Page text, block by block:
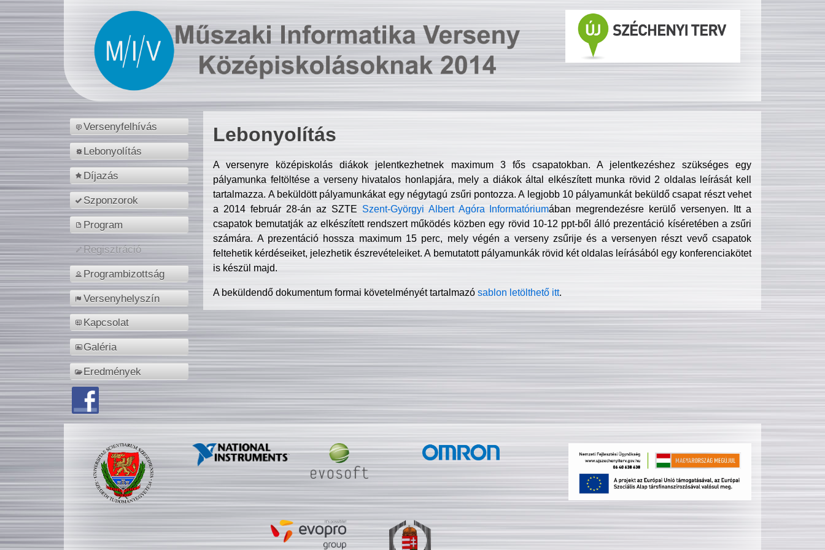
Versenyfelhívás
Lebonyolítás
Díjazás
Szponzorok
Program
Regisztráció
Programbizottság
Versenyhelyszín
Kapcsolat
Galéria
Eredmények
Lebonyolítás
A versenyre középiskolás diákok jelentkezhetnek maximum 3 fős csapatokban. A jelentkezéshez szükséges egy
pályamunka feltöltése a verseny hivatalos honlapjára, mely a diákok által elkészített munka rövid 2 oldalas leírását kell
tartalmazza. A beküldött pályamunkákat egy négytagú zsűri pontozza. A legjobb 10 pályamunkát beküldő csapat részt vehet
a 2014 február 28-án az SZTE Szent-Györgyi Albert Agóra Informatóriumában megrendezésre kerülő versenyen. Itt a
csapatok bemutatják az elkészített rendszert működés közben egy rövid 10-12 ppt-ből álló prezentáció kíséretében a zsűri
számára. A prezentáció hossza maximum 15 perc, mely végén a verseny zsűrije és a versenyen részt vevő csapatok
feltehetik kérdéseiket, jelezhetik észrevételeiket. A bemutatott pályamunkák rövid két oldalas leírásából egy konferenciakötet
is készül majd.
A beküldendő dokumentum formai követelményét tartalmazósablon letölthető itt.